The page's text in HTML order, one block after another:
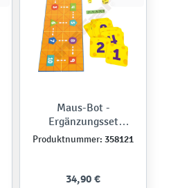
Maus-Bot -
Ergänzungsset
Mathematik
Produktnummer: 358121
34,90 €